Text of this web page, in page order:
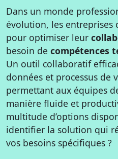
Dans un monde
évolution, les entreprises
pour optimiser leur
besoin de compétences
Un outil collaboratif
données et processus de
permettant aux équipes
manière fluide et
multitude d’options
identifier la solution qui
vos besoins spécifiques ?